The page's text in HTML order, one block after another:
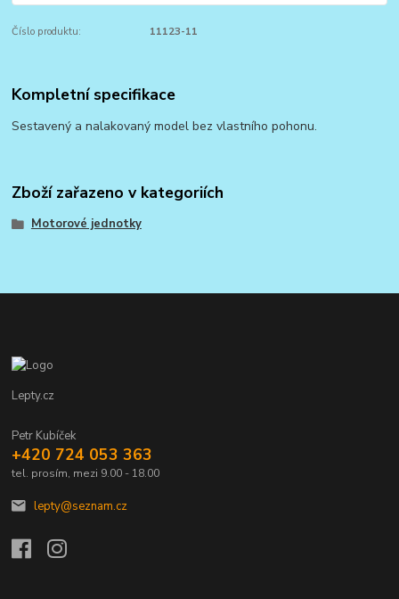
Číslo produktu: 11123-11
Kompletní specifikace
Sestavený a nalakovaný model bez vlastního pohonu.
Zboží zařazeno v kategoriích
Motorové jednotky
Lepty.cz
Petr Kubíček
+420 724 053 363
tel. prosím, mezi 9.00 - 18.00
lepty@seznam.cz